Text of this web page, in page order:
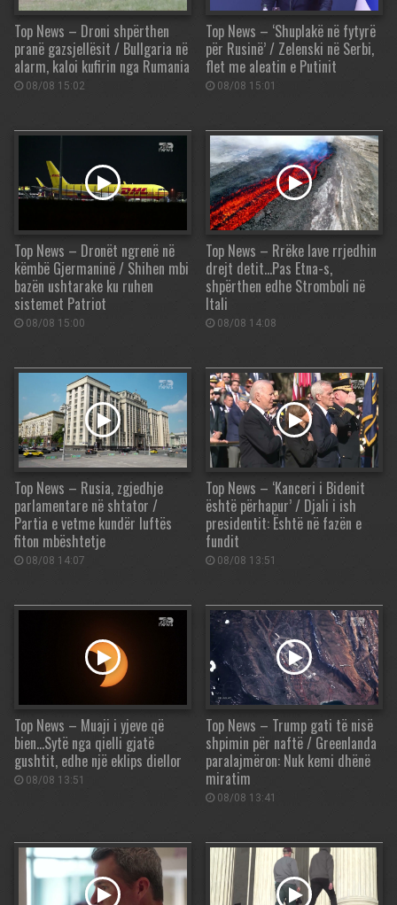
Top News – Droni shpërthen
pranë gazsjellësit / Bullgaria në
alarm, kaloi kufirin nga Rumania
08/08 15:02
Top News – ‘Shuplakë në fytyrë
për Rusinë’ / Zelenski në Serbi,
flet me aleatin e Putinit
08/08 15:01
Top News – Dronët ngrenë në
këmbë Gjermaninë / Shihen mbi
bazën ushtarake ku ruhen
sistemet Patriot
08/08 15:00
Top News – Rrëke lave rrjedhin
drejt detit…Pas Etna-s,
shpërthen edhe Stromboli në
Itali
08/08 14:08
Top News – Rusia, zgjedhje
parlamentare në shtator /
Partia e vetme kundër luftës
fiton mbështetje
08/08 14:07
Top News – ‘Kanceri i Bidenit
është përhapur’ / Djali i ish
presidentit: Është në fazën e
fundit
08/08 13:51
Top News – Muaji i yjeve që
bien…Sytë nga qielli gjatë
gushtit, edhe një eklips diellor
08/08 13:51
Top News – Trump gati të nisë
shpimin për naftë / Greenlanda
paralajmëron: Nuk kemi dhënë
miratim
08/08 13:41